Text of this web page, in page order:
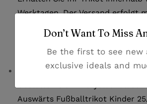
Werktagen. Der Versand erfolgt
Sendungsverfolgungsnummer,
jederzeit nachzuverfolgen.
✏️ Personalisierung verfügbar:
Auswärts Fußballtrikot Kinder
Don’t Want To Miss
Be the first to see new
exclusive ideals and